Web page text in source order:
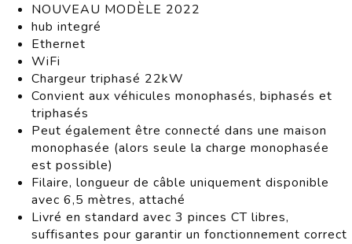
NOUVEAU MODÈLE 2022
hub integré
Ethernet
WiFi
Chargeur triphasé 22kW
Convient aux véhicules monophasés, biphasés et
triphasés
Peut également être connecté dans une maison
monophasée (alors seule la charge monophasée
est possible)
Filaire, longueur de câble uniquement disponible
avec 6,5 mètres, attaché
Livré en standard avec 3 pinces CT libres,
suffisantes pour garantir un fonctionnement correct